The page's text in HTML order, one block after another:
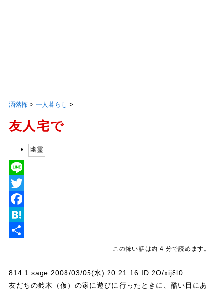
洒落怖> 一人暮らし >
友人宅で
幽霊
L
e
T
w
e
a
b
H
e
この怖い話は約 4 分で読めます。
814 1 sage 2008/03/05(水) 20:21:16 ID:2O/xij8l0
友だちの鈴木（仮）の家に遊びに行ったときに、酷い目にあ